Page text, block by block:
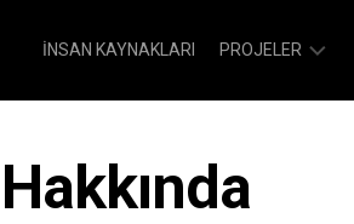
İNSAN KAYNAKLARI PROJELER
YERINDE
İSTIHDAM
Hakkında